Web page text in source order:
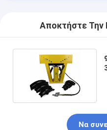
Αποκτήστε Την
Να